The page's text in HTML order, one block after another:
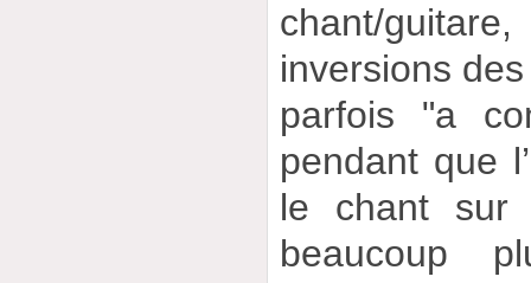
chant/
inversions
parfois "a
pendant que
le chant sur
beaucoup